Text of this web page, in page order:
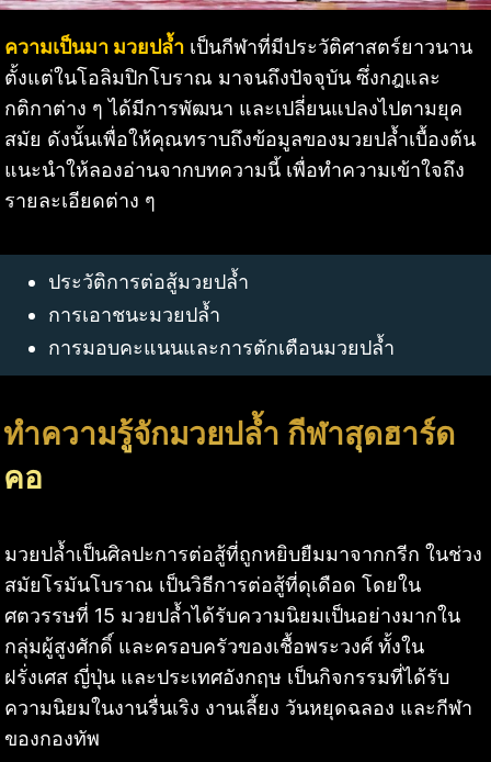
ความเป็นมา มวยปล้ำ เป็นกีฬาที่มีประวัติศาสตร์ยาวนาน
ตั้งแต่ในโอลิมปิกโบราณ มาจนถึงปัจจุบัน ซึ่งกฎและ
กติกาต่าง ๆ ได้มีการพัฒนา และเปลี่ยนแปลงไปตามยุค
สมัย ดังนั้นเพื่อให้คุณทราบถึงข้อมูลของมวยปล้ำเบื้องต้น
แนะนำให้ลองอ่านจากบทความนี้ เพื่อทำความเข้าใจถึง
รายละเอียดต่าง ๆ
ประวัติการต่อสู้มวยปล้ำ
การเอาชนะมวยปล้ำ
การมอบคะแนนและการตักเตือนมวยปล้ำ
ทำความรู้จักมวยปล้ำ กีฬาสุดฮาร์ด
คอ
มวยปล้ำเป็นศิลปะการต่อสู้ที่ถูกหยิบยืมมาจากกรีก ในช่วง
สมัยโรมันโบราณ เป็นวิธีการต่อสู้ที่ดุเดือด โดยใน
ศตวรรษที่ 15 มวยปล้ำได้รับความนิยมเป็นอย่างมากใน
กลุ่มผู้สูงศักดิ์ และครอบครัวของเชื้อพระวงศ์ ทั้งใน
ฝรั่งเศส ญี่ปุ่น และประเทศอังกฤษ เป็นกิจกรรมที่ได้รับ
ความนิยมในงานรื่นเริง งานเลี้ยง วันหยุดฉลอง และกีฬา
ของกองทัพ